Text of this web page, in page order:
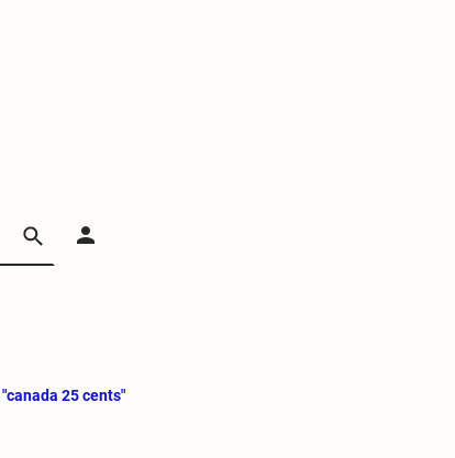
"canada 25 cents"